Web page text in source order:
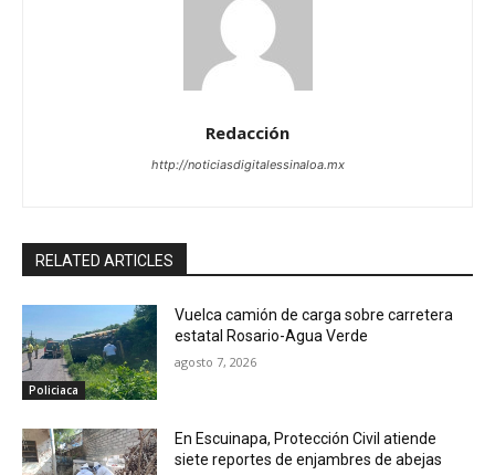
Redacción
http://noticiasdigitalessinaloa.mx
RELATED ARTICLES
Policiaca
Vuelca camión de carga sobre carretera
estatal Rosario-Agua Verde
agosto 7, 2026
En Escuinapa, Protección Civil atiende
siete reportes de enjambres de abejas